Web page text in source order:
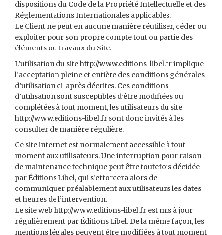
dispositions du Code de la Propriété Intellectuelle et des
Réglementations Internationales applicables.
Le Client ne peut en aucune manière réutiliser, céder ou
exploiter pour son propre compte tout ou partie des
éléments ou travaux du Site.
L’utilisation du site http://www.editions-libel.fr implique
l’acceptation pleine et entière des conditions générales
d’utilisation ci-après décrites. Ces conditions
d’utilisation sont susceptibles d’être modifiées ou
complétées à tout moment, les utilisateurs du site
http://www.editions-libel.fr sont donc invités à les
consulter de manière régulière.
Ce site internet est normalement accessible à tout
moment aux utilisateurs. Une interruption pour raison
de maintenance technique peut être toutefois décidée
par Éditions Libel, qui s’efforcera alors de
communiquer préalablement aux utilisateurs les dates
et heures de l’intervention.
Le site web http://www.editions-libel.fr est mis à jour
régulièrement par Éditions Libel. De la même façon, les
mentions légales peuvent être modifiées à tout moment